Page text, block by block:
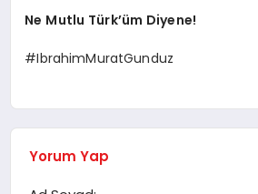
Ne Mutlu Türk’üm Diyene!
#IbrahimMuratGunduz
Yorum Yap